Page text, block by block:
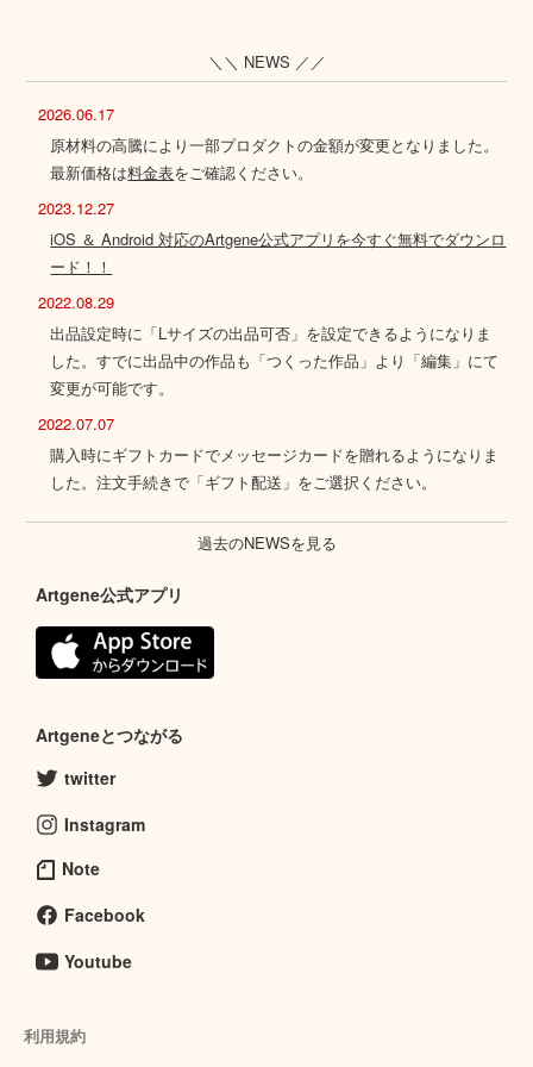
＼＼ NEWS ／／
2026.06.17
原材料の高騰により一部プロダクトの金額が変更となりました。
最新価格は料金表をご確認ください。
2023.12.27
iOS ＆ Android 対応のArtgene公式アプリを今すぐ無料でダウンロ
ード！！
2022.08.29
出品設定時に「Lサイズの出品可否」を設定できるようになりま
した。すでに出品中の作品も「つくった作品」より「編集」にて
変更が可能です。
2022.07.07
購入時にギフトカードでメッセージカードを贈れるようになりま
した。注文手続きで「ギフト配送」をご選択ください。
過去のNEWSを見る
Artgene公式アプリ
Artgeneとつながる
twitter
Instagram
Note
Facebook
Youtube
利用規約